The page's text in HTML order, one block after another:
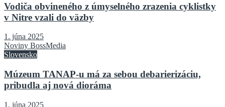
Vodiča obvineného z úmyselného zrazenia cyklistky
v Nitre vzali do väzby
1. júna 2025
Noviny BossMedia
Slovensko
Múzeum TANAP-u má za sebou debarierizáciu,
pribudla aj nová dioráma
1. júna 2025